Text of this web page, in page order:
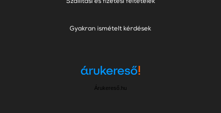
Szállítási és fizetési feltételek
Gyakran ismételt kérdések
Árukereső.hu